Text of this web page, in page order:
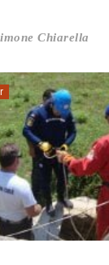
Chiarella
LAZIO: